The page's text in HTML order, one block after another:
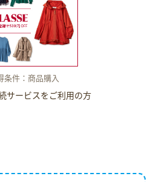
条件：商品購入
サービスをご利用の方